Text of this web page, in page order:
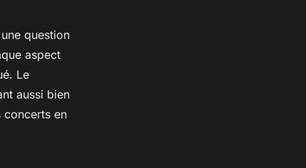
question
aspect
Le
aussi bien
concerts en